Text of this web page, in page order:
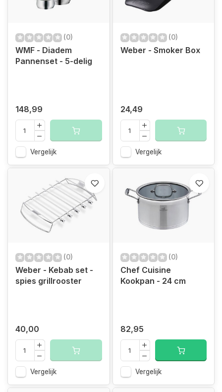
(0)
WMF - Diadem
Pannenset - 5-delig
148,99
Vergelijk
(0)
Weber - Smoker Box
24,49
Vergelijk
(0)
Weber - Kebab set -
spies grillrooster
40,00
Vergelijk
(0)
Chef Cuisine
Kookpan - 24 cm
82,95
Vergelijk